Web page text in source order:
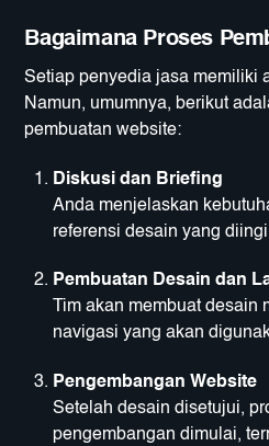
Bagaimana Proses
Setiap penyedia jasa memiliki
Namun, umumnya, berikut
pembuatan website:
Diskusi dan Briefing
Anda menjelaskan
referensi desain yang
Pembuatan Desain dan
Tim akan membuat desain
navigasi yang akan
Pengembangan Website
Setelah desain disetujui,
pengembangan dimulai,